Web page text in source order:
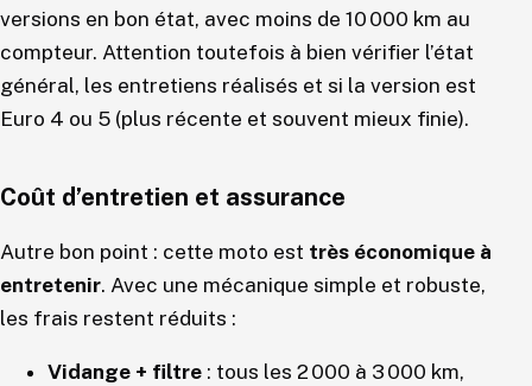
versions en bon état, avec moins de 10 000 km au
compteur. Attention toutefois à bien vérifier l’état
général, les entretiens réalisés et si la version est
Euro 4 ou 5 (plus récente et souvent mieux finie).
Coût d’entretien et assurance
Autre bon point : cette moto est très économique à
entretenir. Avec une mécanique simple et robuste,
les frais restent réduits :
Vidange + filtre : tous les 2 000 à 3 000 km,